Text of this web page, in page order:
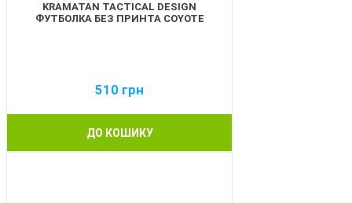
KRAMATAN TACTICAL DESIGN
ФУТБОЛКА БЕЗ ПРИНТА COYOTE
510 грн
ДО КОШИКУ